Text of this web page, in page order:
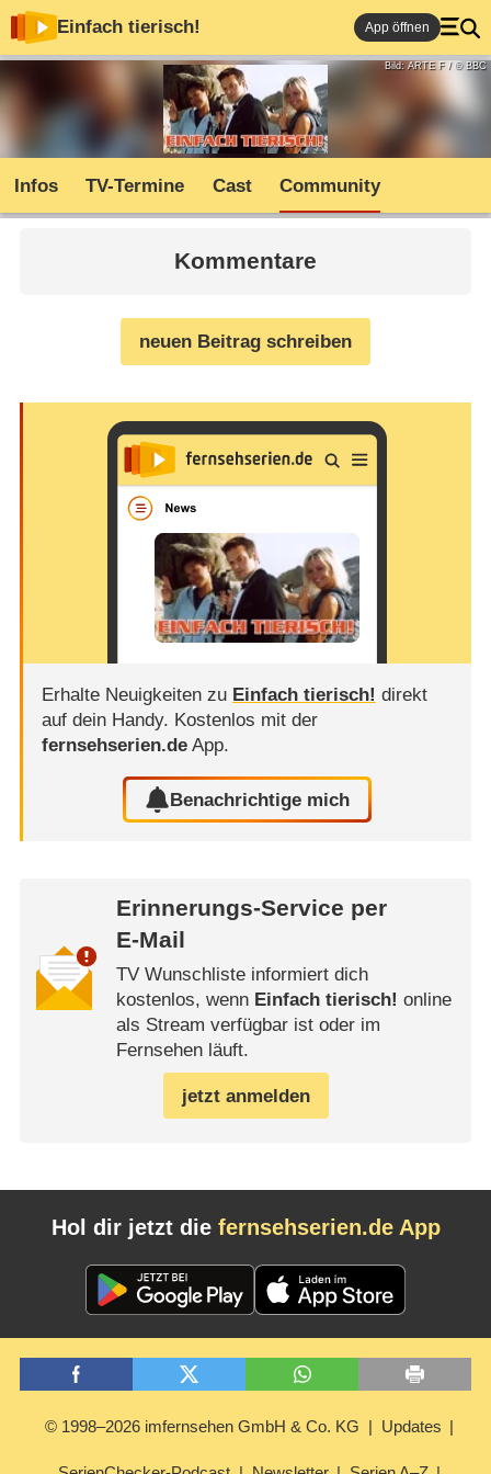
Einfach tierisch! App öffnen
Bild: ARTE F / © BBC
Infos TV-Termine Cast Community
Kommentare
neuen Beitrag schreiben
Erhalte Neuigkeiten zu Einfach tierisch! direkt
auf dein Handy. Kostenlos mit der
fernsehserien.deApp.
Benachrichtige mich
Erinnerungs-Service per
E-Mail
TV Wunschliste informiert dich
kostenlos, wenn Einfach tierisch! online
als Stream verfügbar ist oder im
Fernsehen läuft.
jetzt anmelden
Hol dir jetzt die fernsehserien.de App
© 1998–2026 imfernsehen GmbH & Co. KG Updates